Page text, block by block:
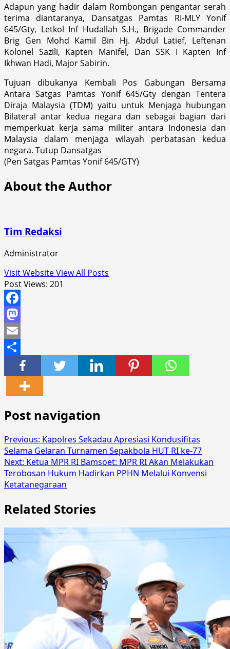
Adapun yang hadir dalam Rombongan pengantar serah
terima diantaranya, Dansatgas Pamtas RI-MLY Yonif
645/Gty, Letkol Inf Hudallah S.H., Brigade Commander
Brig Gen Mohd Kamil Bin Hj. Abdul Latief, Leftenan
Kolonel Sazili, Kapten Manifel, Dan SSK I Kapten Inf
Ikhwan Hadi, Major Sabirin.
Tujuan dibukanya Kembali Pos Gabungan Bersama
Antara Satgas Pamtas Yonif 645/Gty dengan Tentera
Diraja Malaysia (TDM) yaitu untuk Menjaga hubungan
Bilateral antar kedua negara dan sebagai bagian dari
memperkuat kerja sama militer antara Indonesia dan
Malaysia dalam menjaga wilayah perbatasan kedua
negara. Tutup Dansatgas
(Pen Satgas Pamtas Yonif 645/GTY)
About the Author
Tim Redaksi
Administrator
Visit WebsiteView All Posts
Post Views: 201
Facebook
Mastodon
Email
Share
Post navigation
Previous: Kapolres Sekadau Apresiasi Kondusifitas
Selama Gelaran Turnamen Sepakbola HUT RI ke-77
Next: Ketua MPR RI Bamsoet: MPR RI Akan Melakukan
Terobosan Hukum Hadirkan PPHN Melalui Konvensi
Ketatanegaraan
Related Stories